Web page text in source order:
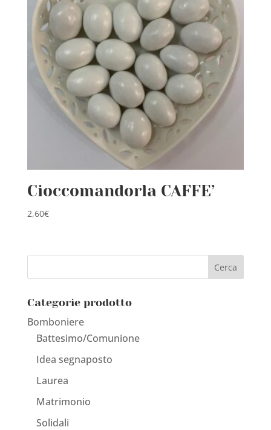
Cioccomandorla CAFFE’
2,60€
Categorie prodotto
Bomboniere
Battesimo/Comunione
Idea segnaposto
Laurea
Matrimonio
Solidali